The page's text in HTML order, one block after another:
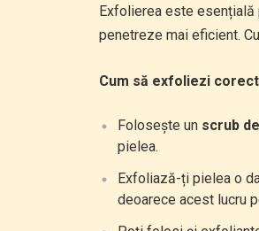
Exfolierea este esențială
penetreze mai eficient.
Cum să exfoliezi
Folosește un scrub
pielea.
Exfoliază-ți pielea o
deoarece acest lucru